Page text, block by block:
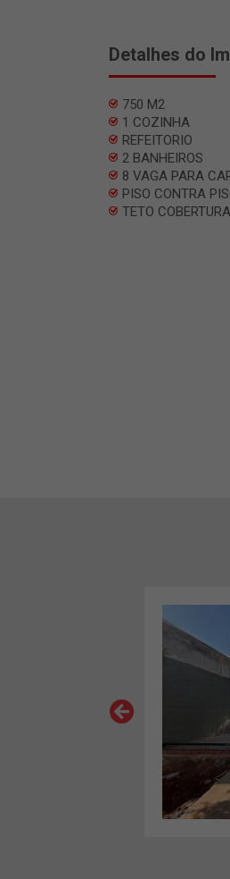
Detalhes do
750 M2
1 COZINHA
REFEITORIO
2 BANHEIROS
8 VAGA PARA
PISO CONTRA
TETO